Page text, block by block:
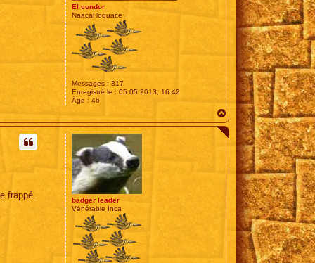
El condor
Naacal loquace
Messages : 317
Enregistré le : 05 05 2013, 16:42
Âge : 46
a
u
badger leader
Vénérable Inca
frappé.